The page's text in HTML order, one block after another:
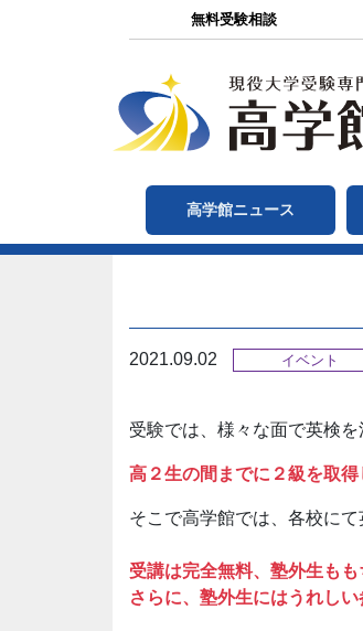
無料受験相談
高学館ニュース
2021.09.02 イベント
受験では、様々な面で英検を
高２生の間までに２級を取
そこで高学館では、各校に
受講は完全無料、塾外生もも
さらに、塾外生にはうれしい